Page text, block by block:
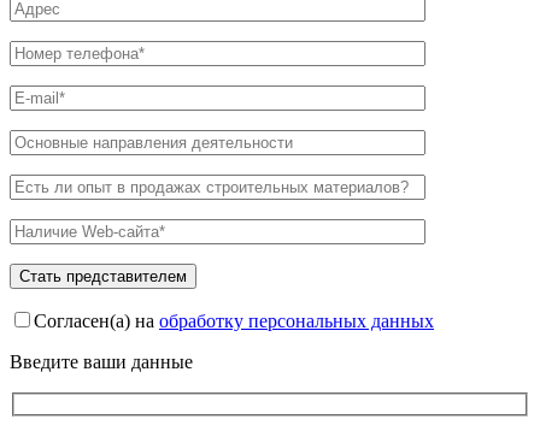
Согласен(а) на обработку персональных данных
Введите ваши данные